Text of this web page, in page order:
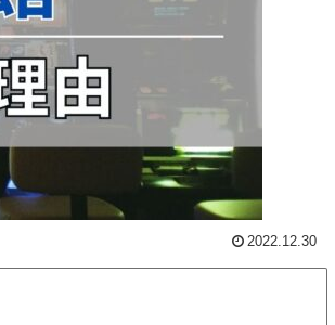
2022.12.30